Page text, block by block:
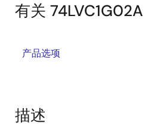
有关
产品选项
描述